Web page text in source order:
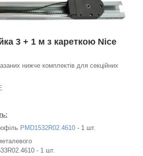
3 + 1 м з кареткою Nice
нижче комплектів для секційних
PMD1532R02.4610 - 1 шт.
- 1 шт.